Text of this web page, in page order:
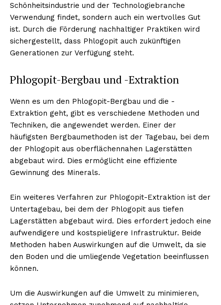
Erhalte unseren
kostenlosen Newsletter
Schönheitsindustrie und der Technologiebranche
Verwendung findet, sondern auch ein wertvolles Gut
ist. Durch die Förderung nachhaltiger Praktiken wird
sichergestellt, dass Phlogopit auch zukünftigen
Generationen zur Verfügung steht.
Phlogopit-Bergbau und -Extraktion
Wenn es um den Phlogopit-Bergbau und die -
Extraktion geht, gibt es verschiedene Methoden und
Techniken, die angewendet werden. Einer der
häufigsten Bergbaumethoden ist der Tagebau, bei dem
der Phlogopit aus oberflächennahen Lagerstätten
abgebaut wird. Dies ermöglicht eine effiziente
Gewinnung des Minerals.
Ein weiteres Verfahren zur Phlogopit-Extraktion ist der
Untertagebau, bei dem der Phlogopit aus tiefen
Lagerstätten abgebaut wird. Dies erfordert jedoch eine
aufwendigere und kostspieligere Infrastruktur. Beide
Methoden haben Auswirkungen auf die Umwelt, da sie
den Boden und die umliegende Vegetation beeinflussen
können.
Um die Auswirkungen auf die Umwelt zu minimieren,